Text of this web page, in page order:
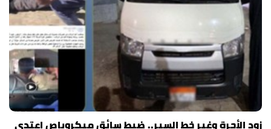
زود الأجرة وغير خط السير.. ضبط سائق ميكروباص اعتدى